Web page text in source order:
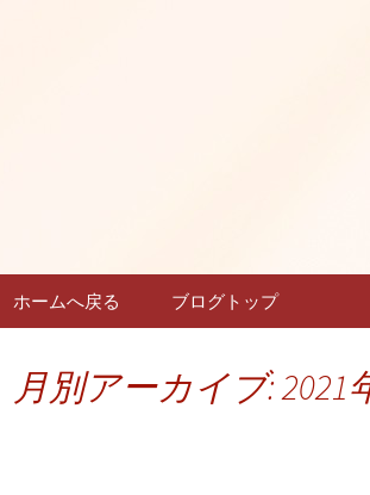
名古屋新
～こちゅ
コンテンツへ移動
ホームへ戻る ブログトップ
月別アーカイブ: 2021